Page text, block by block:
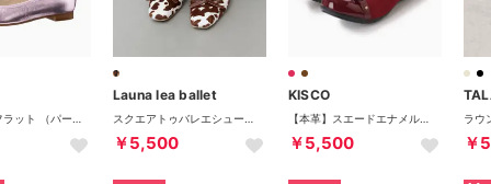
Launa lea ballet
￥5,500
KISCO
￥5,500 ￥